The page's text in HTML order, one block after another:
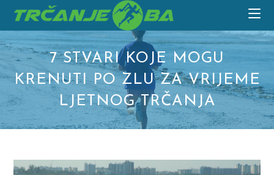
content
7 STVARI KOJE MOGU
KRENUTI PO ZLU ZA VRIJEME
LJETNOG TRČANJA